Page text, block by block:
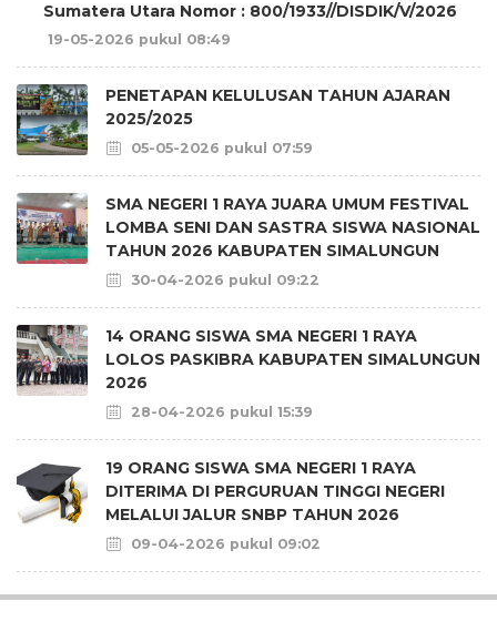
Sumatera Utara Nomor : 800/1933//DISDIK/V/2026
19-05-2026 pukul 08:49
PENETAPAN KELULUSAN TAHUN AJARAN
2025/2025
05-05-2026 pukul 07:59
SMA NEGERI 1 RAYA JUARA UMUM FESTIVAL
LOMBA SENI DAN SASTRA SISWA NASIONAL
TAHUN 2026 KABUPATEN SIMALUNGUN
30-04-2026 pukul 09:22
14 ORANG SISWA SMA NEGERI 1 RAYA
LOLOS PASKIBRA KABUPATEN SIMALUNGUN
2026
28-04-2026 pukul 15:39
19 ORANG SISWA SMA NEGERI 1 RAYA
DITERIMA DI PERGURUAN TINGGI NEGERI
MELALUI JALUR SNBP TAHUN 2026
09-04-2026 pukul 09:02